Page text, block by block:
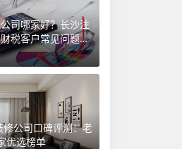
司哪家好？长沙注
税客户常见问题汇
解答）
公司口碑评测：老
优选榜单